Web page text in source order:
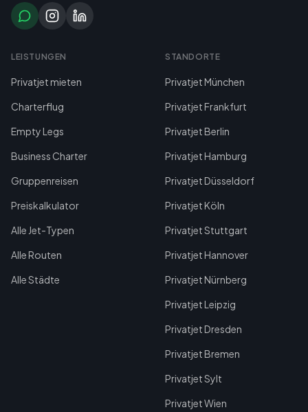
LEISTUNGEN
Privatjet mieten
Charterflug
Empty Legs
Business Charter
Gruppenreisen
Preiskalkulator
Alle Jet-Typen
Alle Routen
Alle Städte
STANDORTE
Privatjet München
Privatjet Frankfurt
Privatjet Berlin
Privatjet Hamburg
Privatjet Düsseldorf
Privatjet Köln
Privatjet Stuttgart
Privatjet Hannover
Privatjet Nürnberg
Privatjet Leipzig
Privatjet Dresden
Privatjet Bremen
Privatjet Sylt
Privatjet Wien